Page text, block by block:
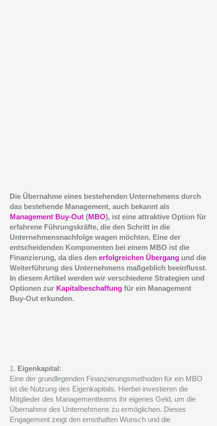
Die Übernahme eines bestehenden Unternehmens durch
das bestehende Management, auch bekannt als
Management Buy-Out (MBO), ist eine attraktive Option für
erfahrene Führungskräfte, die den Schritt in die
Unternehmensnachfolge wagen möchten. Eine der
entscheidenden Komponenten bei einem MBO ist die
Finanzierung, da dies den erfolgreichen Übergang und die
Weiterführung des Unternehmens maßgeblich beeinflusst.
In diesem Artikel werden wir verschiedene Strategien und
Optionen zur Kapitalbeschaffung für ein Management
Buy-Out erkunden.
1. Eigenkapital:
Eine der grundlegenden Finanzierungsmethoden für ein MBO
ist die Nutzung des Eigenkapitals. Hierbei investieren die
Mitglieder des Managementteams ihr eigenes Geld, um die
Übernahme des Unternehmens zu ermöglichen. Dieses
Engagement zeigt den ernsthaften Wunsch und die